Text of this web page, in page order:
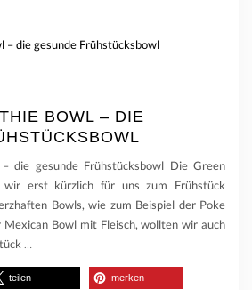
BOWL – DIE
die gesunde Frühstücksbowl Die Green
wir erst kürzlich für uns zum Frühstück
Bowls, wie zum Beispiel der Poke
Mexican Bowl mit Fleisch, wollten wir auch
teilen merken